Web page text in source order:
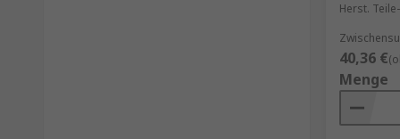
Herst.
40,36 €
Menge